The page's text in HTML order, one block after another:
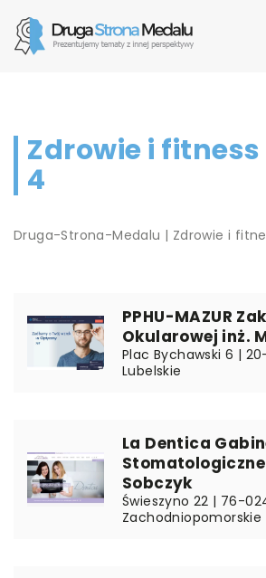
Zdrowie i
4
Druga-Strona-Medalu | Zdrowie i
PPHU-MAZUR
Okularowej inż.
Plac Bychawski 6 |
Lubelskie
La Dentica
Sobczyk
Świeszyno 22 | 76-
Zachodniopomorskie